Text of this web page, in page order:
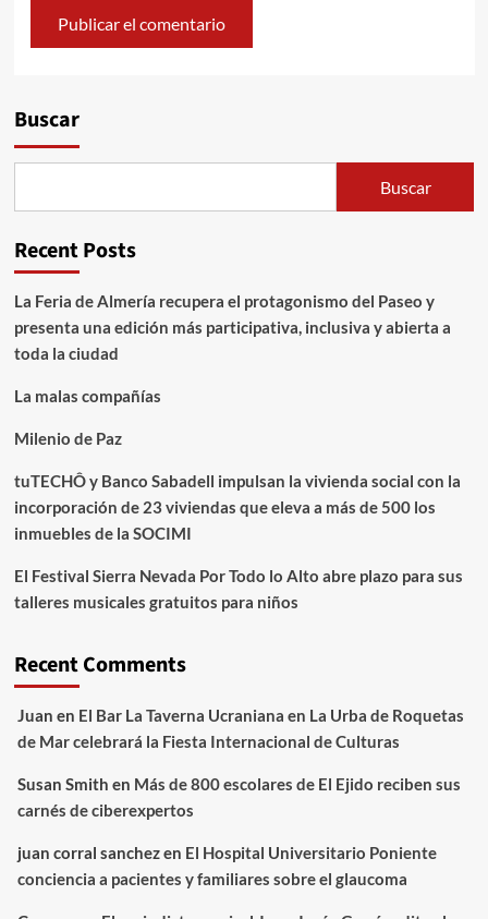
Buscar
Buscar
Recent Posts
La Feria de Almería recupera el protagonismo del Paseo y
presenta una edición más participativa, inclusiva y abierta a
toda la ciudad
La malas compañías
Milenio de Paz
tuTECHÔ y Banco Sabadell impulsan la vivienda social con la
incorporación de 23 viviendas que eleva a más de 500 los
inmuebles de la SOCIMI
El Festival Sierra Nevada Por Todo lo Alto abre plazo para sus
talleres musicales gratuitos para niños
Recent Comments
Juan en El Bar La Taverna Ucraniana en La Urba de Roquetas
de Mar celebrará la Fiesta Internacional de Culturas
Susan Smith en Más de 800 escolares de El Ejido reciben sus
carnés de ciberexpertos
juan corral sanchezen El Hospital Universitario Poniente
conciencia a pacientes y familiares sobre el glaucoma